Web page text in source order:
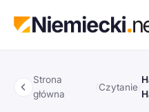
Strona
główna
Czytanie/